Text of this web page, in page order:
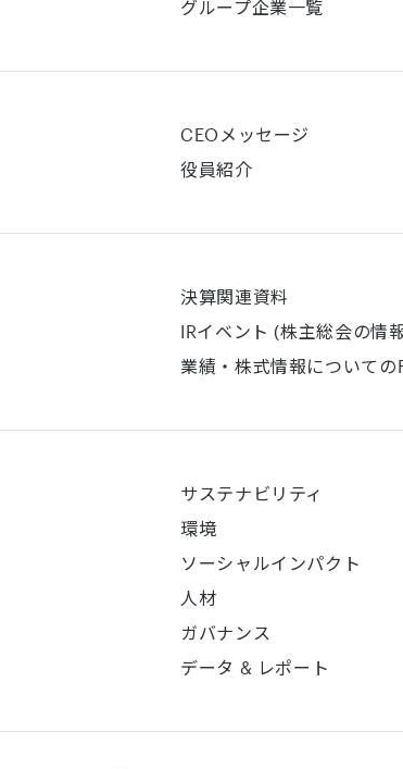
グループ企業一覧
CEOメッセージ
役員紹介
決算関連資料
IRイベント (株主総会の情
業績・株式情報についての
サステナビリティ
環境
ソーシャルインパクト
人材
ガバナンス
データ & レポート